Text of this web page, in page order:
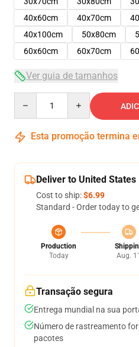
40x60cm
40x70cm
40x100cm
50x80cm
60x60cm
60x70cm
Ver guia de tamanhos
Esta promoção termina
Deliver to United States
Cost to ship:$6.99
Standard - Order today to
Production
Today
Aug. 11
Transação segura
Entrega mundial na sua
Número de rastreamento
pacotes